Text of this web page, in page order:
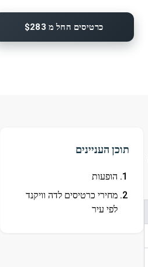
כרטיסים החל מ $283
תוכן העניינים
הופעות
מחירי כרטיסים לדה וויקנד
לפי עיר